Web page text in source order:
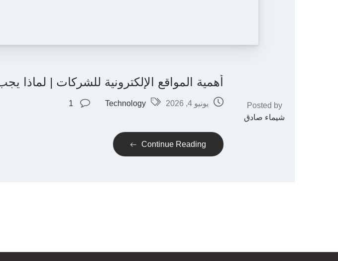
Posted by
شيماء صادق
أهمية المواقع الإلكترونية للشركات |
يونيو 4, 2026 Technology
Continue Reading